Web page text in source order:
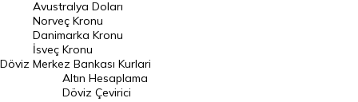
Danimarka Kronu Kuru
Kanada Doları Kuru
Norveç Kronu Kuru
İsveç Kronu Kuru
Döviz
Avustralya Doları
Norveç Kronu
Danimarka Kronu
İsveç Kronu
Merkez Bankası Kurlari
Altın Hesaplama
Döviz Çevirici